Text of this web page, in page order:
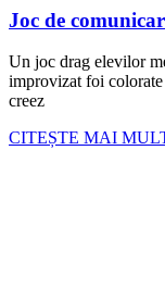
Joc de
Un joc drag elevilor
improvizat foi colorate
creez
CITEȘTE MAI